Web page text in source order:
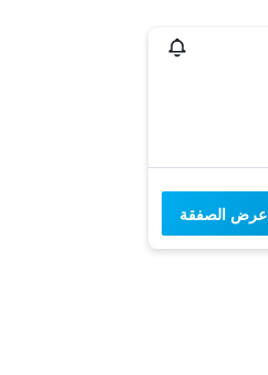
عرض الصفقة